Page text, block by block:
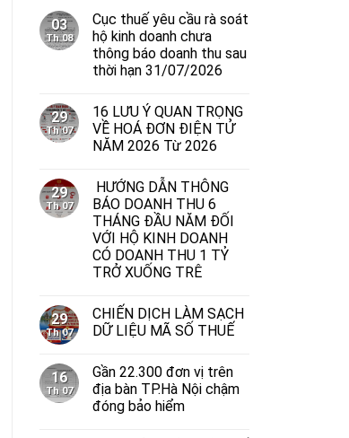
03
Th 08
Cục thuế yêu cầu rà soát
hộ kinh doanh chưa
thông báo doanh thu sau
thời hạn 31/07/2026
29
Th 07
16 LƯU Ý QUAN TRỌNG
VỀ HOÁ ĐƠN ĐIỆN TỬ
NĂM 2026 Từ 2026
29
Th 07
HƯỚNG DẪN THÔNG
BÁO DOANH THU 6
THÁNG ĐẦU NĂM ĐỐI
VỚI HỘ KINH DOANH
CÓ DOANH THU 1 TỶ
TRỞ XUỐNG TRÊ
29
Th 07
CHIẾN DỊCH LÀM SẠCH
DỮ LIỆU MÃ SỐ THUẾ
16
Th 07
Gần 22.300 đơn vị trên
địa bàn TP.Hà Nội chậm
đóng bảo hiểm